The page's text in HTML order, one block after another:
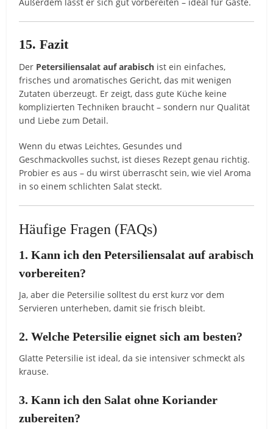
15. Fazit
Der Petersiliensalat auf arabisch ist ein einfaches,
frisches und aromatisches Gericht, das mit wenigen
Zutaten überzeugt. Er zeigt, dass gute Küche keine
komplizierten Techniken braucht – sondern nur Qualität
und Liebe zum Detail.
Wenn du etwas Leichtes, Gesundes und
Geschmackvolles suchst, ist dieses Rezept genau richtig.
Probier es aus – du wirst überrascht sein, wie viel Aroma
in so einem schlichten Salat steckt.
Häufige Fragen (FAQs)
1. Kann ich den Petersiliensalat auf arabisch
vorbereiten?
Ja, aber die Petersilie solltest du erst kurz vor dem
Servieren unterheben, damit sie frisch bleibt.
2. Welche Petersilie eignet sich am besten?
Glatte Petersilie ist ideal, da sie intensiver schmeckt als
krause.
3. Kann ich den Salat ohne Koriander
zubereiten?